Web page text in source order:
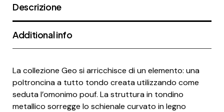
Descrizione
Additional info
La collezione Geo si arricchisce di un elemento: una
poltroncina a tutto tondo creata utilizzando come
seduta l’omonimo pouf. La struttura in tondino
metallico sorregge lo schienale curvato in legno